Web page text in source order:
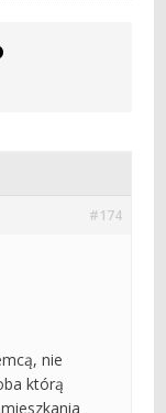
#174
nie
którą